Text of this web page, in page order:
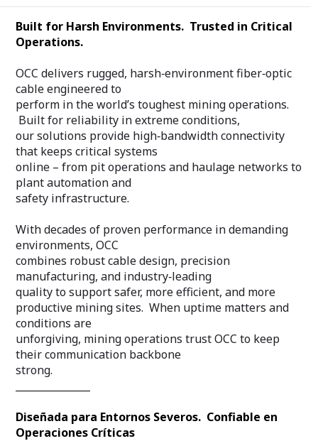
Built for Harsh Environments. Trusted in Critical
Operations.
OCC delivers rugged, harsh‑environment fiber‑optic
cable engineered to
perform in the world’s toughest mining operations.
Built for reliability in extreme conditions,
our solutions provide high‑bandwidth connectivity
that keeps critical systems
online – from pit operations and haulage networks to
plant automation and
safety infrastructure.
With decades of proven performance in demanding
environments, OCC
combines robust cable design, precision
manufacturing, and industry‑leading
quality to support safer, more efficient, and more
productive mining sites. When uptime matters and
conditions are
unforgiving, mining operations trust OCC to keep
their communication backbone
strong.
Diseñada para Entornos Severos. Confiable en
Operaciones Críticas